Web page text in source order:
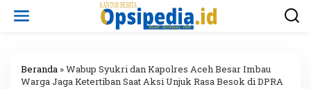
Beranda »Wabup Syukri dan Kapolres Aceh Besar Imbau
Warga Jaga Ketertiban Saat Aksi Unjuk Rasa Besok di DPRA